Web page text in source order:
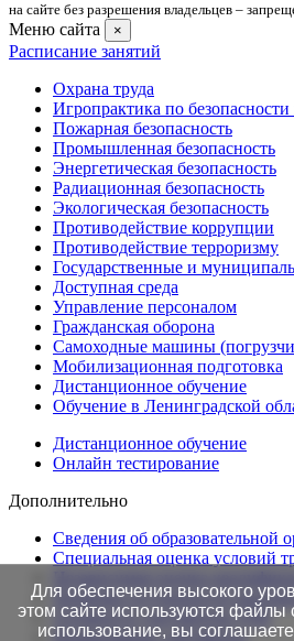
на сайте без разрешения владельцев –
Меню сайта ×
Расписание занятий
Охрана труда
Игропрактика по безопасности
Пожарная безопасность
Промышленная безопасность
Энергетическая безопасность
Радиационная безопасность
Экологическая безопасность
Противодействие коррупции
Противодействие терроризму
Государственные и
Доступная среда
Управление персоналом
Гражданская оборона
Самоходные машины
Мобилизационная подготовка
Дистанционное обучение
Обучение в Ленинградской
Дистанционное обучение
Онлайн тестирование
Дополнительно
Сведения об образовательной
Cпециальная оценка условий
Проверка подлинности
Готовность документов ТАК
Для обеспечения высокого
этом сайте используются
использование, вы